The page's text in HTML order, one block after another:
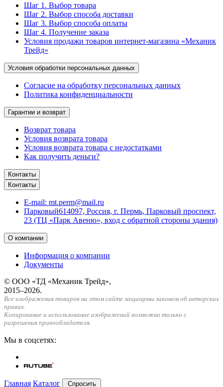
Шаг 1. Выбор товара
Шаг 2. Выбор способа доставки
Шаг 3. Выбор способа оплаты
Шаг 4. Получение заказа
Условия продажи товаров интернет-магазина «Механик
Трейд»
Условия обработки персональных данных
Согласие на обработку персональных данных
Политика конфиденциальности
Гарантии и возврат
Возврат товара
Условия возврата товара
Условия возврата товара с недостатками
Как получить деньги?
Контакты
Контакты
E-mail: mt.perm@mail.ru
Парковый614097, Россия, г. Пермь, Парковый проспект,
23 (ТЦ «Парк Авеню», вход с обратной стороны здания)
О компании
Информация о компании
Документы
© ООО «ТД «Механик Трейд»,
2015–2026.
Все изображения товаров на этом сайте защищены законом об авторских
правах.
Копирование и использование изображений возможно только с
разрешения правообладателя.
Мы в соцсетях:
Главная Каталог Спросить